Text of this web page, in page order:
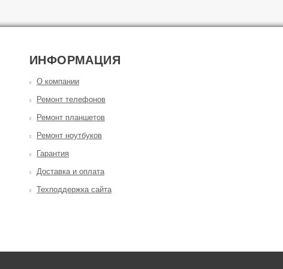
ИНФОРМАЦИЯ
О компании
Ремонт телефонов
Ремонт планшетов
Ремонт ноутбуков
Гарантия
Доставка и оплата
Техподдержка сайта